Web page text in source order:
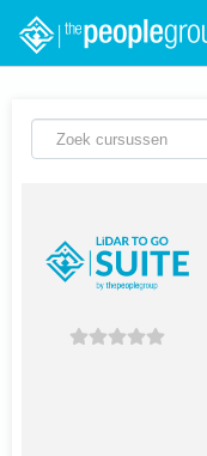
CURSUSCATALOGUS
INLOGGEN